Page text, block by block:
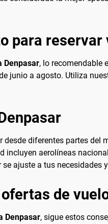
para reservar
Denpasar, lo recomendable
junio a agosto. Utiliza
diferentes partes
incluyen aerolíneas
ajuste a tus necesidades
de
Denpasar, sigue estos